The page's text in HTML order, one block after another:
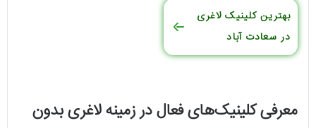
بهترین کلینیک لاغری
در سعادت آباد
معرفی کلینیک‌های فعال در زمینه لاغری بدون